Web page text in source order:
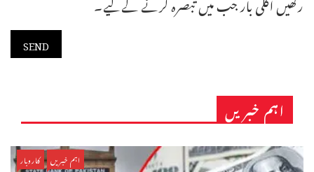
اہم خبریں
اہم خبریں کاروبار